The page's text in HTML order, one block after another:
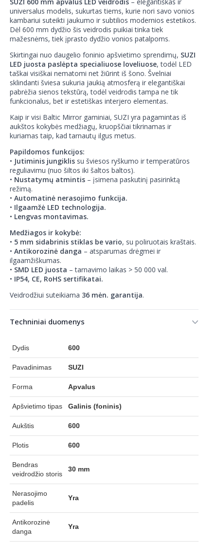
universalus modelis, sukurtas tiems, kurie nori savo vonios
kambariui suteikti jaukumo ir subtilios modernios estetikos.
Dėl 600 mm dydžio šis veidrodis puikiai tinka tiek
mažesnėms, tiek įprasto dydžio vonios patalpoms.
Skirtingai nuo daugelio foninio apšvietimo sprendimų, SUZI
LED juosta paslėpta specialiuose loveliuose, todėl LED
taškai visiškai nematomi net žiūrint iš šono. Švelniai
sklindanti šviesa sukuria jaukią atmosferą ir elegantiškai
pabrėžia sienos tekstūrą, todėl veidrodis tampa ne tik
funkcionalus, bet ir estetiškas interjero elementas.
Kaip ir visi Baltic Mirror gaminiai, SUZI yra pagamintas iš
aukštos kokybės medžiagų, kruopščiai tikrinamas ir
kuriamas taip, kad tarnautų ilgus metus.
Papildomos funkcijos:
• Jutiminis jungiklis su šviesos ryškumo ir temperatūros
reguliavimu (nuo šiltos iki šaltos baltos).
• Nustatymų atmintis – įsimena paskutinį pasirinktą
režimą.
• Automatinė nerasojimo funkcija.
• Ilgaamžė LED technologija.
• Lengvas montavimas.
Medžiagos ir kokybė:
• 5 mm sidabrinis stiklas be vario, su poliruotais kraštais.
• Antikorozinė danga – atsparumas drėgmei ir
ilgaamžiškumas.
• SMD LED juosta – tarnavimo laikas > 50 000 val.
• IP54, CE, RoHS sertifikatai.
Veidrodžiui suteikiama 36 mėn. garantija.
Techniniai duomenys
Dydis 600
Pavadinimas SUZI
Forma Apvalus
Apšvietimo tipas Galinis (foninis)
Aukštis 600
Plotis 600
Bendras
veidrodžio storis
30 mm
Nerasojimo
padelis
Yra
Antikorozinė
danga
Yra